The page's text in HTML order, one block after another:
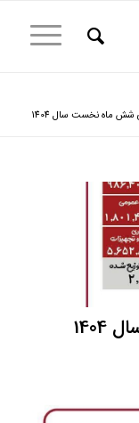
ماه نخست سال 1404